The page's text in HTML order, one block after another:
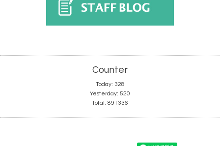
Counter
Today: 328
Yesterday: 520
Total: 891336